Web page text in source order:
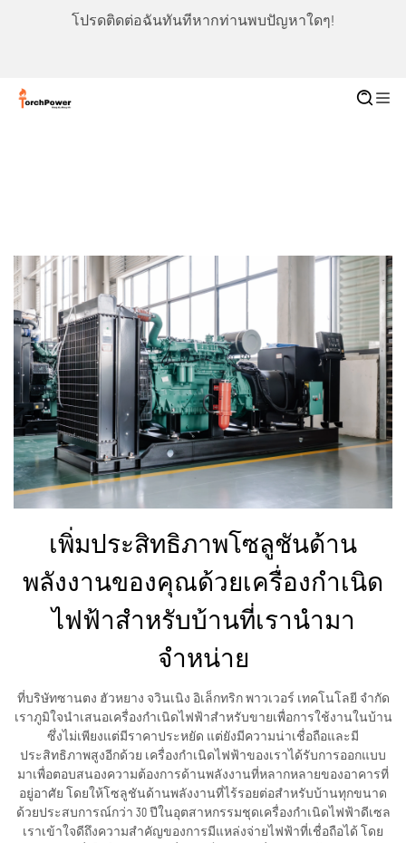
โปรดติดต่อฉันทันทีหากท่านพบปัญหาใดๆ!
เพิ่มประสิทธิภาพโซลูชันด้าน
พลังงานของคุณด้วยเครื่องกำเนิด
ไฟฟ้าสำหรับบ้านที่เรานำมา
จำหน่าย
ที่บริษัทซานตง ฮัวหยาง จวินเนิง อิเล็กทริก พาวเวอร์ เทคโนโลยี จำกัด
เราภูมิใจนำเสนอเครื่องกำเนิดไฟฟ้าสำหรับขายเพื่อการใช้งานในบ้าน
ซึ่งไม่เพียงแต่มีราคาประหยัด แต่ยังมีความน่าเชื่อถือและมี
ประสิทธิภาพสูงอีกด้วย เครื่องกำเนิดไฟฟ้าของเราได้รับการออกแบบ
มาเพื่อตอบสนองความต้องการด้านพลังงานที่หลากหลายของอาคารที่
อยู่อาศัย โดยให้โซลูชันด้านพลังงานที่ไร้รอยต่อสำหรับบ้านทุกขนาด
ด้วยประสบการณ์กว่า 30 ปีในอุตสาหกรรมชุดเครื่องกำเนิดไฟฟ้าดีเซล
เราเข้าใจดีถึงความสำคัญของการมีแหล่งจ่ายไฟฟ้าที่เชื่อถือได้ โดย